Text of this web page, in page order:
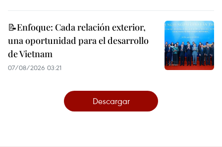
📝Enfoque: Cada relación exterior,
una oportunidad para el desarrollo
de Vietnam
07/08/2026 03:21
Descargar